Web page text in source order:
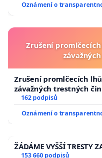
Oznámení o
Zrušení
Zrušení promlčecích
závažných trestných
162 podpisů
Oznámení o
ŽÁDÁME VYŠŠÍ TRESTY
153 660 podpisů